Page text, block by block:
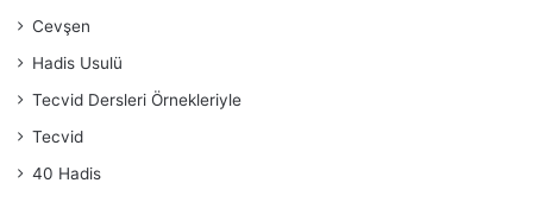
Cevşen
Hadis Usulü
Tecvid Dersleri Örnekleriyle
Tecvid
40 Hadis